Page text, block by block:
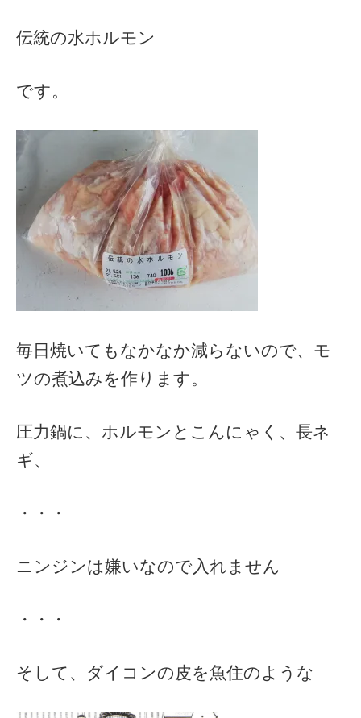
伝統の水ホルモン
です。
毎日焼いてもなかなか減らないので、モ
ツの煮込みを作ります。
圧力鍋に、ホルモンとこんにゃく、長ネ
ギ、
・・・
ニンジンは嫌いなので入れません
・・・
そして、ダイコンの皮を魚住のような